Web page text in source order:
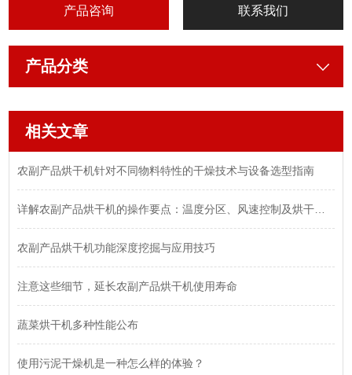
产品咨询 联系我们
产品分类
相关文章
农副产品烘干机针对不同物料特性的干燥技术与设备选型指南
详解农副产品烘干机的操作要点：温度分区、风速控制及烘干时间的设定
农副产品烘干机功能深度挖掘与应用技巧
注意这些细节，延长农副产品烘干机使用寿命
蔬菜烘干机多种性能公布
使用污泥干燥机是一种怎么样的体验？